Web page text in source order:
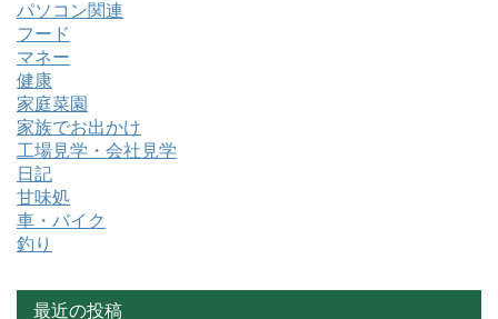
パソコン関連
フード
マネー
健康
家庭菜園
家族でお出かけ
工場見学・会社見学
日記
甘味処
車・バイク
釣り
最近の投稿